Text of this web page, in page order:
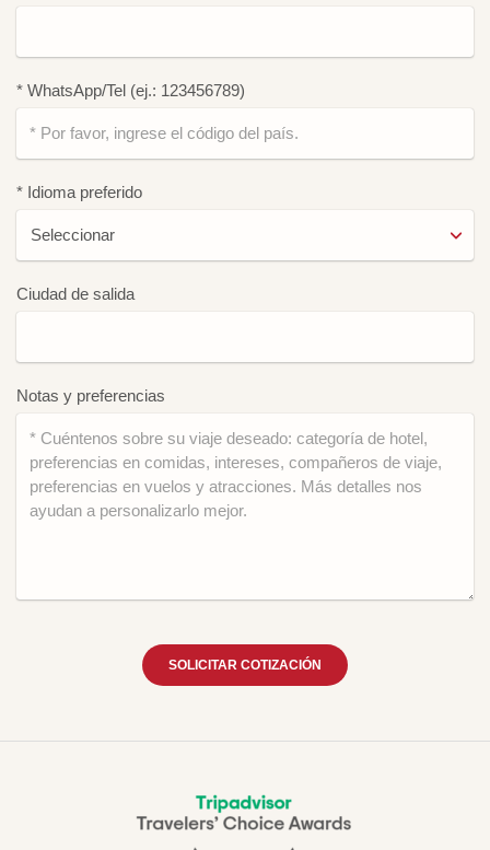
* WhatsApp/Tel (ej.: 123456789)
* Idioma preferido
Ciudad de salida
Notas y preferencias
SOLICITAR COTIZACIÓN